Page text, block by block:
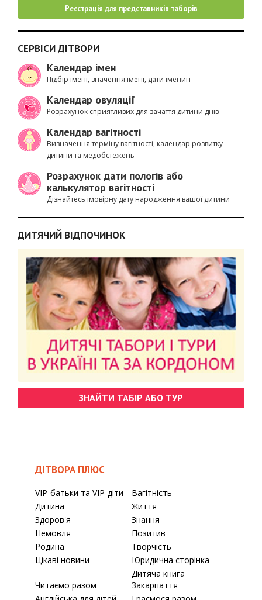
Реєстрація для представників таборів
СЕРВІСИ ДІТВОРИ
Календар імен
Підбір імені, значення імені, дати іменин
Календар овуляції
Розрахунок сприятливих для зачаття дитини днів
Календар вагітності
Визначення терміну вагітності, календар розвитку
дитини та медобстежень
Розрахунок дати пологів або
калькулятор вагітності
Дізнайтесь імовірну дату народження вашої дитини
ДИТЯЧИЙ ВІДПОЧИНОК
ЗНАЙТИ ТАБІР АБО ТУР
ДІТВОРА ПЛЮС
VIP-батьки та VIP-діти
Вагітність
Дитина
Життя
Здоров'я
Знання
Немовля
Позитив
Родина
Творчість
Цікаві новини
Юридична сторінка
Читаємо разом
Дитяча книга
Закарпаття